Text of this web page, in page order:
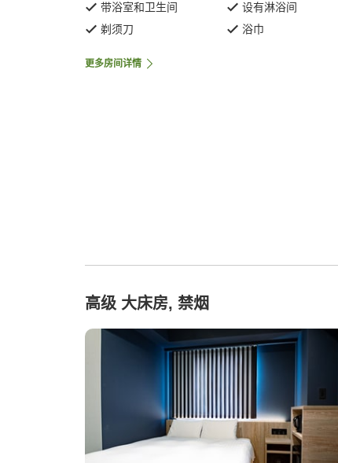
带浴室和卫生间
设有淋浴间
剃须刀
浴巾
更多房间详情
高级 大床房, 禁烟